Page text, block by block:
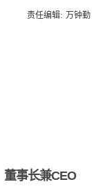
责任编辑: 万钟勤
事长兼CEO